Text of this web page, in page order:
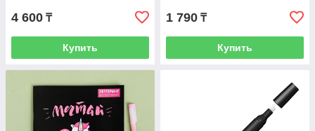
4 600 ₸
Купить
1 790 ₸
Купить